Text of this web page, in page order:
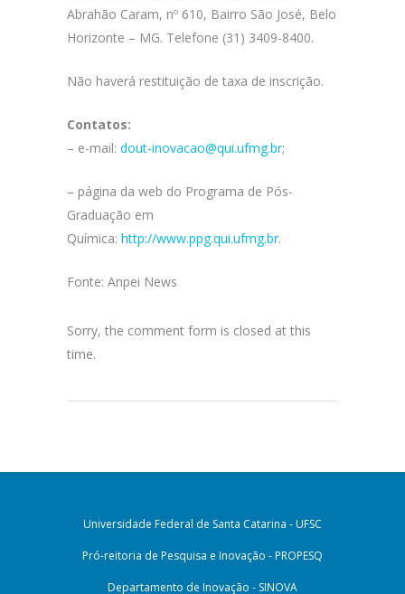
Abrahão Caram, nº 610, Bairro São José, Belo
Horizonte – MG. Telefone (31) 3409-8400.
Não haverá restituição de taxa de inscrição.
Contatos:
– e-mail: dout-inovacao@qui.ufmg.br;
– página da web do Programa de Pós-
Graduação em
Química: http://www.ppg.qui.ufmg.br.
Fonte: Anpei News
Sorry, the comment form is closed at this
time.
Universidade Federal de Santa Catarina - UFSC
Pró-reitoria de Pesquisa e Inovação - PROPESQ
Departamento de Inovação - SINOVA